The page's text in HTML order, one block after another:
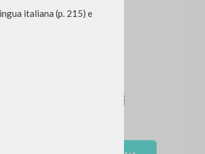
italiana (p. 215) e
eventi e percorsi